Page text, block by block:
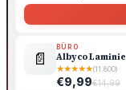
📄
BÜRO
Albyco
★★★★★(11.800)
€9,99€14,99